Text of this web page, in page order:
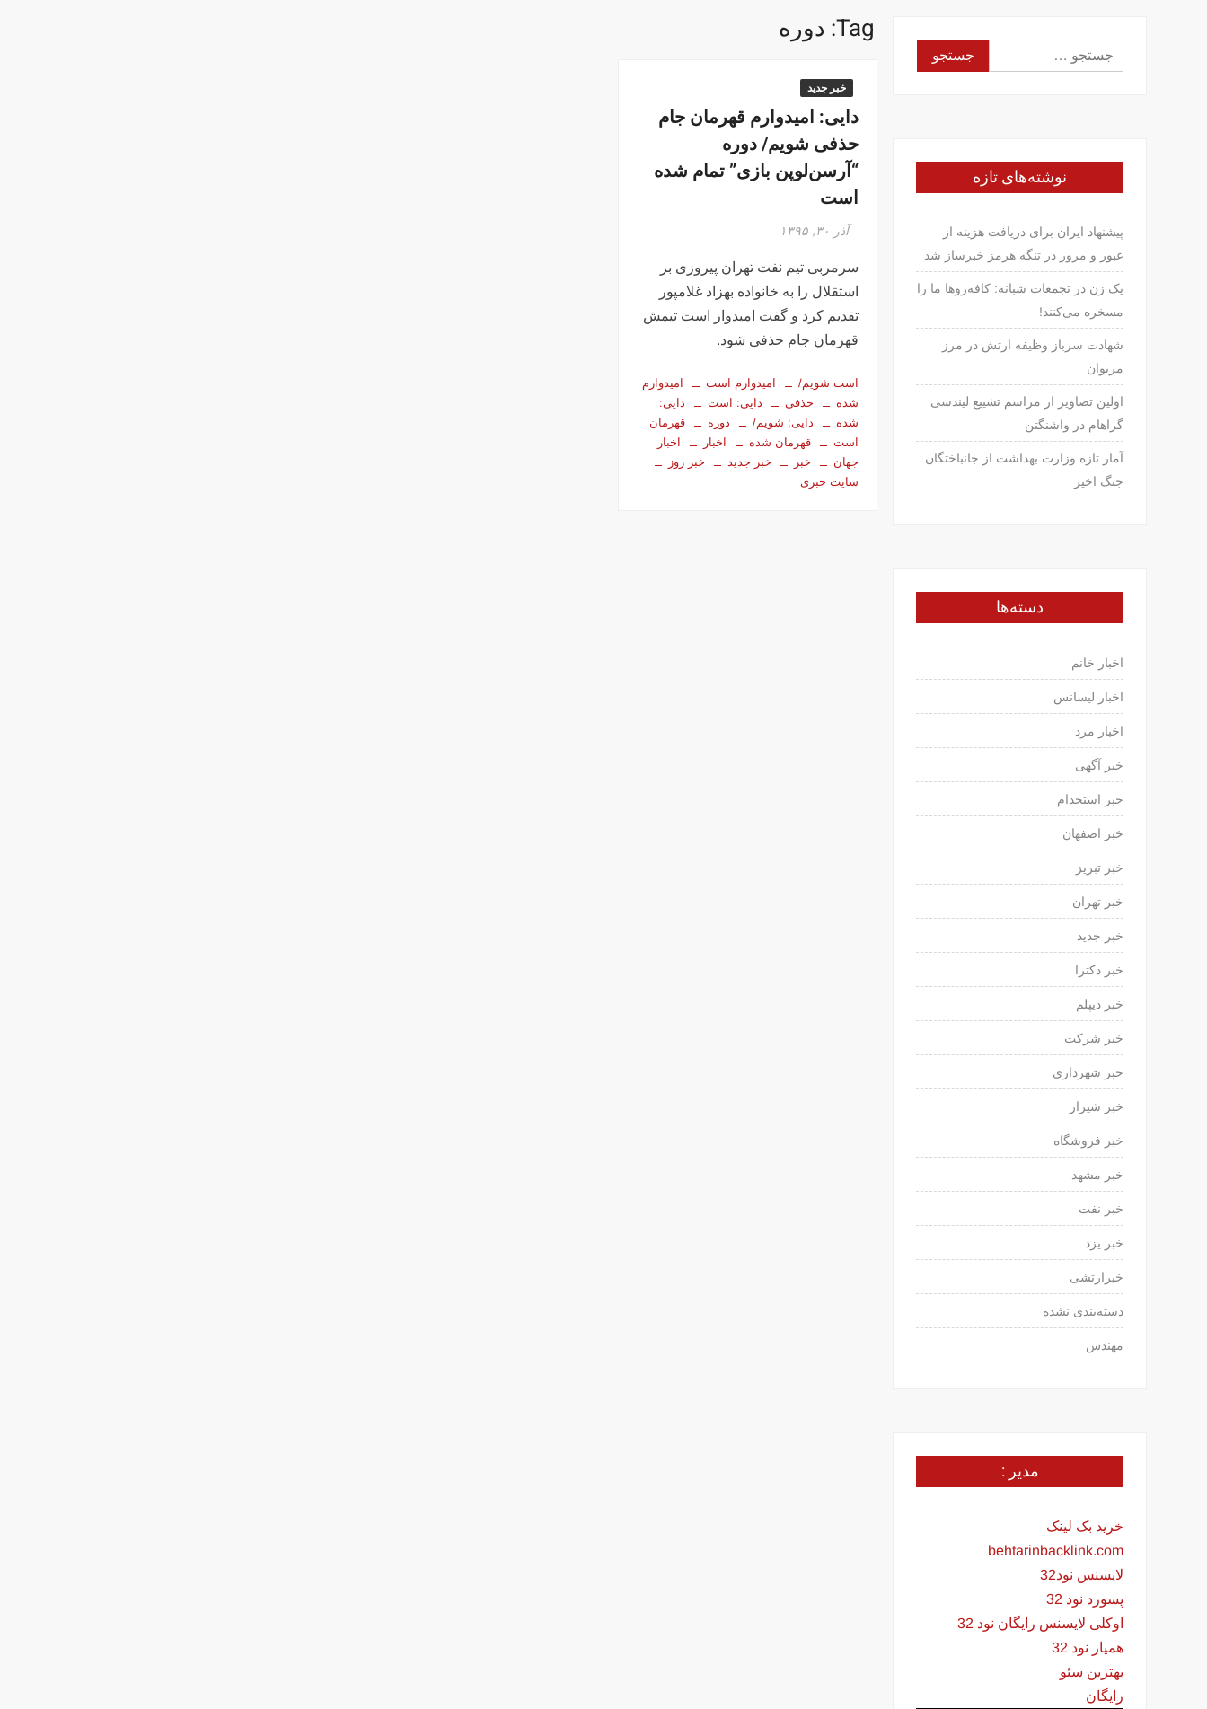
Tag: دوره
خبر جدید
دایی: امیدوارم قهرمان جام
حذفی شویم/ دوره
“آرسن‌لوپن بازی” تمام شده
است
آذر ۳۰, ۱۳۹۵
سرمربی تیم نفت تهران پیروزی بر
استقلال را به خانواده بهزاد غلامپور
تقدیم کرد و گفت امیدوار است تیمش
قهرمان جام حذفی شود.
است شویم/ امیدوارم است
امیدوارم
شده
حذفی دایی: است
دایی:
شده
دایی: شویم/ دوره
قهرمان
است
قهرمان شده اخبار
اخبار
جهان
خبر خبر جدید
خبر روز
سایت خبری
جستجو
برای:
نوشته‌های تازه
پیشنهاد ایران برای دریافت هزینه از
عبور و مرور در تنگه هرمز خبرساز شد
یک زن در تجمعات شبانه: کافه‌روها ما را
مسخره می‌کنند!
شهادت سرباز وظیفه ارتش در مرز
مریوان
اولین تصاویر از مراسم تشییع لیندسی
گراهام در واشنگتن
آمار تازه وزارت بهداشت از جانباختگان
جنگ اخیر
دسته‌ها
اخبار خانم
اخبار لیسانس
اخبار مرد
خبر آگهی
خبر استخدام
خبر اصفهان
خبر تبریز
خبر تهران
خبر جدید
خبر دکترا
خبر دیپلم
خبر شرکت
خبر شهرداری
خبر شیراز
خبر فروشگاه
خبر مشهد
خبر نفت
خبر یزد
خبرارتشی
دسته‌بندی نشده
مهندس
مدیر :
خرید بک لینک
behtarinbacklink.com
لایسنس نود32
پسورد نود 32
اوکلی لایسنس رایگان نود 32
همیار نود 32
بهترین سئو
رایگان